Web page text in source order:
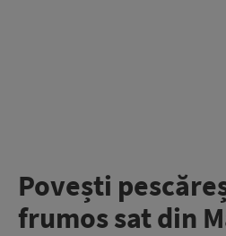
Povești
frumos sat din